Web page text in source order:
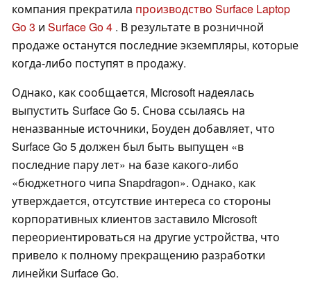
компания прекратила производство Surface Laptop
Go 3 и Surface Go 4 . В результате в розничной
продаже останутся последние экземпляры, которые
когда-либо поступят в продажу.
Однако, как сообщается, Microsoft надеялась
выпустить Surface Go 5. Снова ссылаясь на
неназванные источники, Боуден добавляет, что
Surface Go 5 должен был быть выпущен «в
последние пару лет» на базе какого-либо
«бюджетного чипа Snapdragon». Однако, как
утверждается, отсутствие интереса со стороны
корпоративных клиентов заставило Microsoft
переориентироваться на другие устройства, что
привело к полному прекращению разработки
линейки Surface Go.